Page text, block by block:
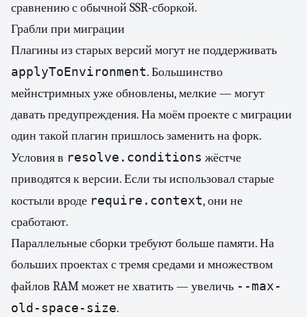
сравнению с обычной SSR-сборкой.
Грабли при миграции
Плагины из старых версий могут не поддерживать
applyToEnvironment. Большинство
мейнстримных уже обновлены, мелкие — могут
давать предупреждения. На моём проекте с миграции
один такой плагин пришлось заменить на форк.
Условия в resolve.conditions жёстче
приводятся к версии. Если ты использовал старые
костыли вроде require.context, они не
сработают.
Параллельные сборки требуют больше памяти. На
больших проектах с тремя средами и множеством
файлов RAM может не хватить — увеличь --max-
old-space-size.